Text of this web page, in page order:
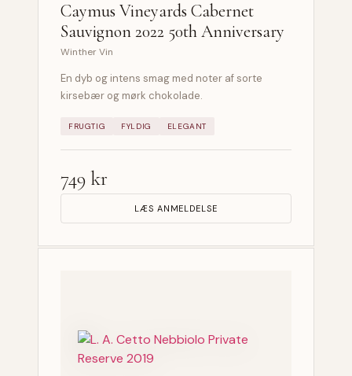
Caymus Vineyards Cabernet
Sauvignon 2022 50th Anniversary
Winther Vin
En dyb og intens smag med noter af sorte
kirsebær og mørk chokolade.
FRUGTIG FYLDIG ELEGANT
749 kr
LÆS ANMELDELSE